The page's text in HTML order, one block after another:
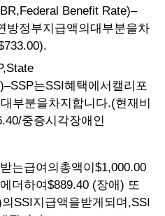
Benefit Rate)–
방정부지급액의대부분을차
는SSI혜택에서캘리포
부분을차지합니다.(현재비
중증시각장애인
는급여의총액이$1,000.00
더하여$889.40 (장애) 또
SSI지급액을받게되며,SSI